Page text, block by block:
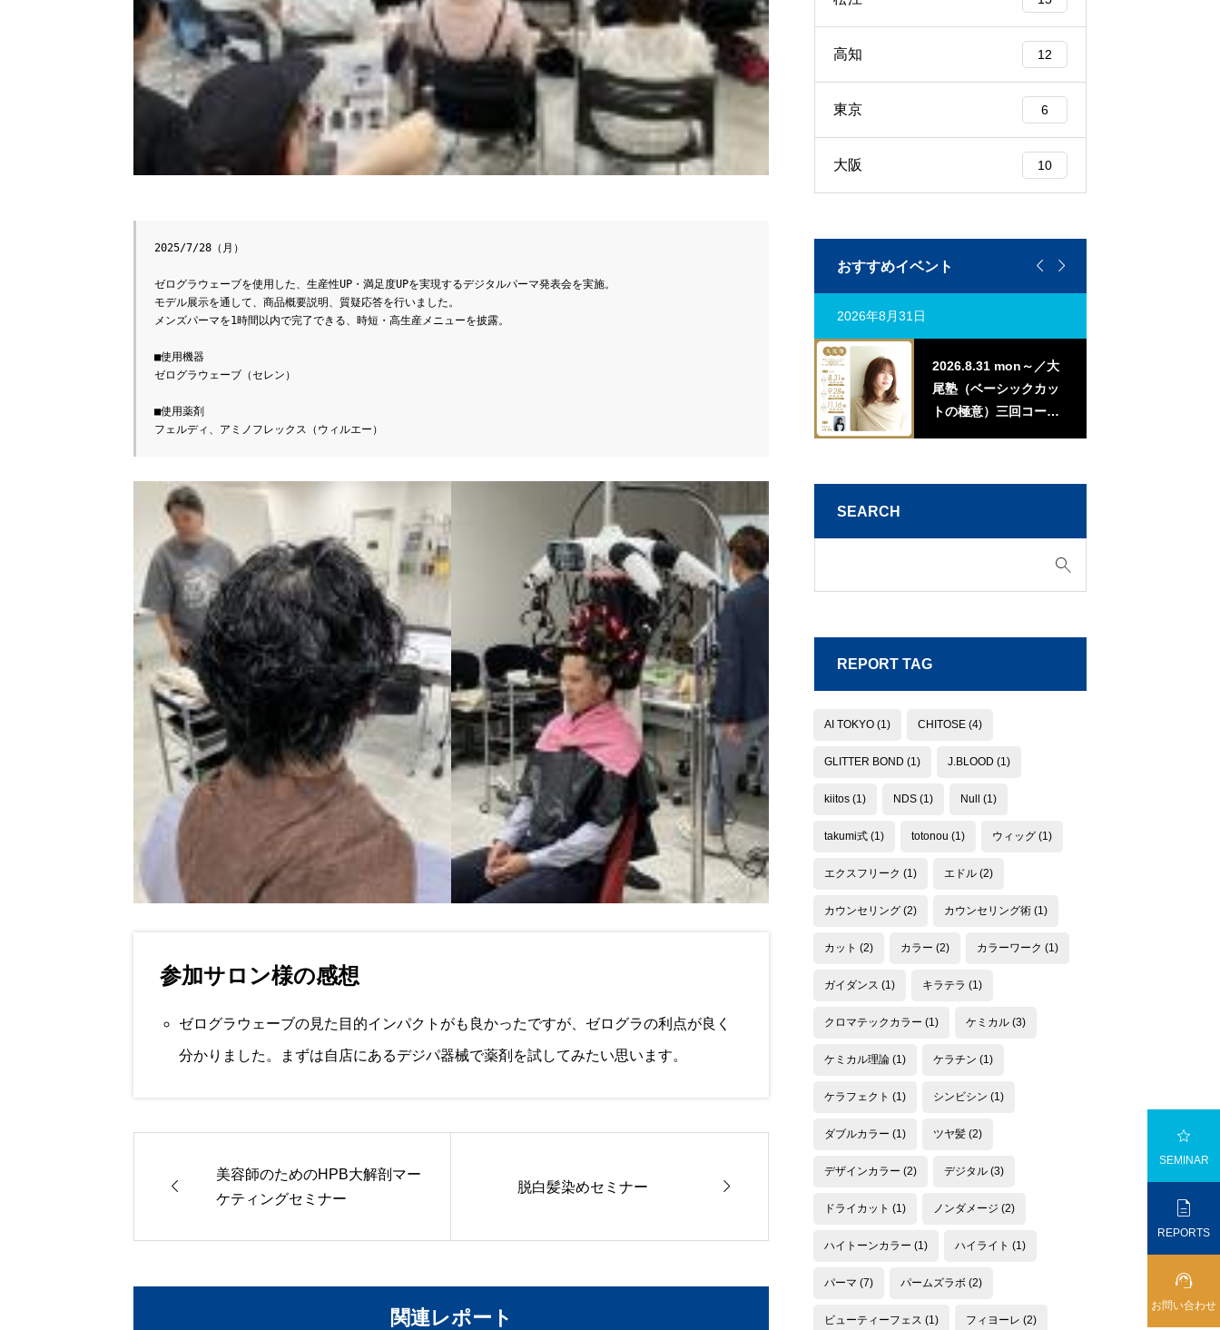
2025/7/28（月）
ゼログラウェーブを使用した、生産性UP・満足度UPを実現するデジタルパーマ発表会を実施。
モデル展示を通して、商品概要説明、質疑応答を行いました。
メンズパーマを1時間以内で完了できる、時短・高生産メニューを披露。
■使用機器
ゼログラウェーブ（セレン）
■使用薬剤
フェルディ、アミノフレックス（ウィルエー）
参加サロン様の感想
ゼログラウェーブの見た目的インパクトがも良かったですが、ゼログラの利点が良く
分かりました。まずは自店にあるデジパ器械で薬剤を試してみたい思います。

美容師のためのHPB大解剖マー
ケティングセミナー
脱白髪染めセミナー 
関連レポート
高知 12
東京 6
大阪 10
おすすめイベント  
2026年9月18日 2026年8月31日
2026.8.31 mon～／大
尾塾（ベーシックカッ
トの極意）三回コース
SEARCH
REPORT TAG
AI TOKYO (1) CHITOSE (4)
GLITTER BOND (1) J.BLOOD (1)
kiitos (1) NDS (1) Null (1)
takumi式 (1) totonou (1) ウィッグ (1)
エクスフリーク (1) エドル (2)
カウンセリング (2) カウンセリング術 (1)
カット (2) カラー (2) カラーワーク (1)
ガイダンス (1) キラテラ (1)
クロマテックカラー (1) ケミカル (3)
ケミカル理論 (1) ケラチン (1)
ケラフェクト (1) シンビシン (1)
ダブルカラー (1) ツヤ髪 (2)
デザインカラー (2) デジタル (3)
ドライカット (1) ノンダメージ (2)
ハイトーンカラー (1) ハイライト (1)
パーマ (7) パームズラボ (2)
ビューティーフェス (1) フィヨーレ (2)

SEMINAR

REPORTS

お問い合わせ